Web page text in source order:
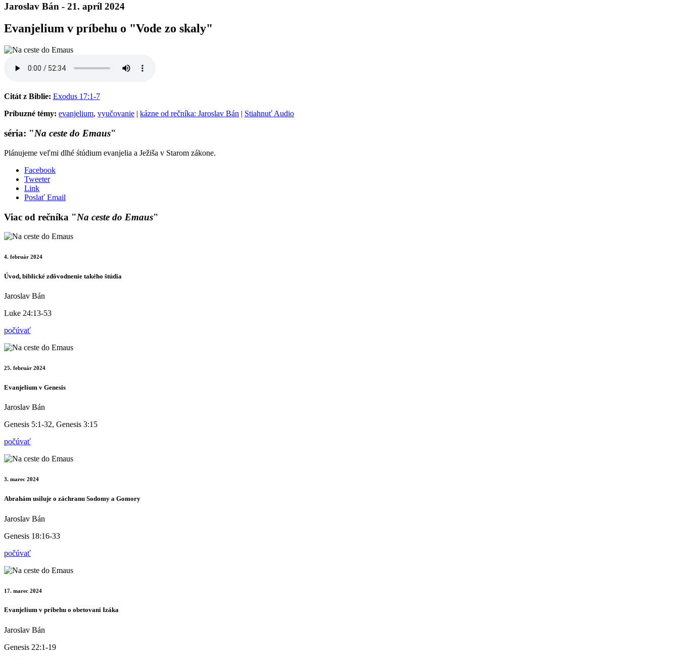
Jaroslav Bán - 21. apríl 2024
Evanjelium v príbehu o "Vode zo skaly"
Citát z Biblie: Exodus 17:1-7
Príbuzné témy: evanjelium, vyučovanie | kázne od rečníka: Jaroslav Bán | Stiahnuť Audio
séria: "Na ceste do Emaus"
Plánujeme veľmi dlhé śtúdium evanjelia a Ježiša v Starom zákone.
Facebook
Tweeter
Link
Poslať Email
Viac od rečníka "Na ceste do Emaus"
4. február 2024
Úvod, biblické zdôvodnenie takého štúdia
Jaroslav Bán
Luke 24:13-53
počúvať
25. február 2024
Evanjelium v Genesis
Jaroslav Bán
Genesis 5:1-32, Genesis 3:15
počúvať
3. marec 2024
Abrahám usiluje o záchranu Sodomy a Gomory
Jaroslav Bán
Genesis 18:16-33
počúvať
17. marec 2024
Evanjelium v príbehu o obetovani Izáka
Jaroslav Bán
Genesis 22:1-19